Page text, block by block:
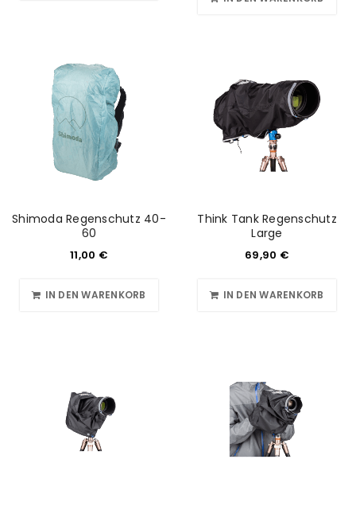
Shimoda Regenschutz 40-
60
11,00 €
IN DEN WARENKORB
Think Tank Regenschutz
Large
69,90 €
IN DEN WARENKORB